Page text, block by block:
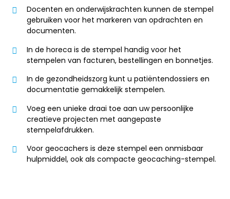
Docenten en onderwijskrachten kunnen de stempel
gebruiken voor het markeren van opdrachten en
documenten.
In de horeca is de stempel handig voor het
stempelen van facturen, bestellingen en bonnetjes.
In de gezondheidszorg kunt u patiëntendossiers en
documentatie gemakkelijk stempelen.
Voeg een unieke draai toe aan uw persoonlijke
creatieve projecten met aangepaste
stempelafdrukken.
Voor geocachers is deze stempel een onmisbaar
hulpmiddel, ook als compacte geocaching-stempel.